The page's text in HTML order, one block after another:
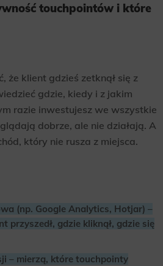
touchpointów i które
że klient gdzieś zetknął się z
gdzie, kiedy i z jakim
razie inwestujesz we wszystkie
dobrze, ale nie działają. A
który nie rusza z miejsca.
(np. Google Analytics, Hotjar) –
przyszedł, gdzie kliknął, gdzie się
– mierzą, które touchpointy